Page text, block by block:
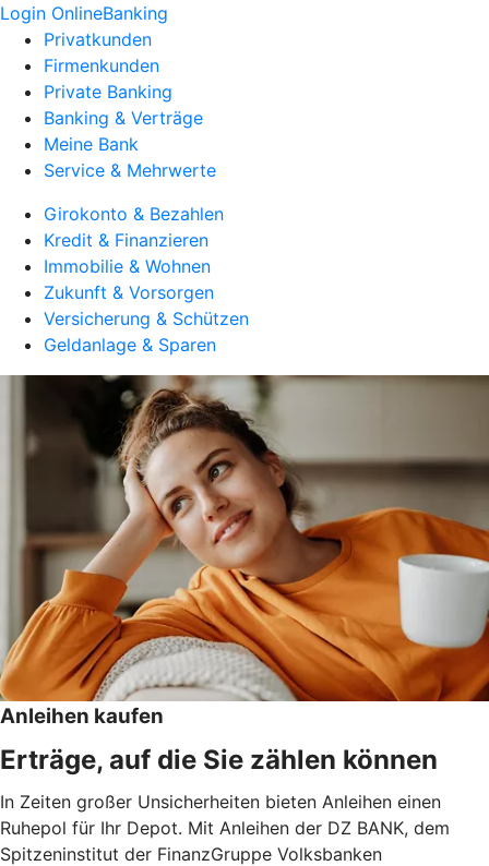
Login OnlineBanking
Privatkunden
Firmenkunden
Private Banking
Banking & Verträge
Meine Bank
Service & Mehrwerte
Girokonto & Bezahlen
Kredit & Finanzieren
Immobilie & Wohnen
Zukunft & Vorsorgen
Versicherung & Schützen
Geldanlage & Sparen
Anleihen kaufen
Erträge, auf die Sie zählen können
In Zeiten großer Unsicherheiten bieten Anleihen einen
Ruhepol für Ihr Depot. Mit Anleihen der DZ BANK, dem
Spitzeninstitut der FinanzGruppe Volksbanken